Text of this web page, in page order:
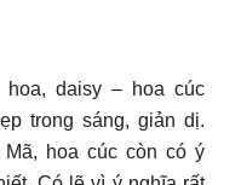
daisy – hoa cúc
trong sáng, giản dị.
hoa cúc còn có ý